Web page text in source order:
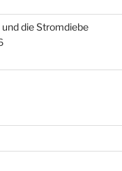
und die Stromdiebe